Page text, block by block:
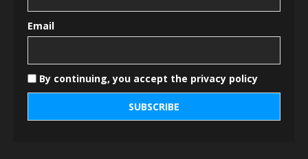
Email
By continuing, you accept the privacy policy